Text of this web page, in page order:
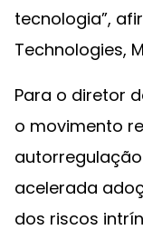
tecnologia”,
Technologies,
Para o diretor
o movimento
acelerada
dos riscos